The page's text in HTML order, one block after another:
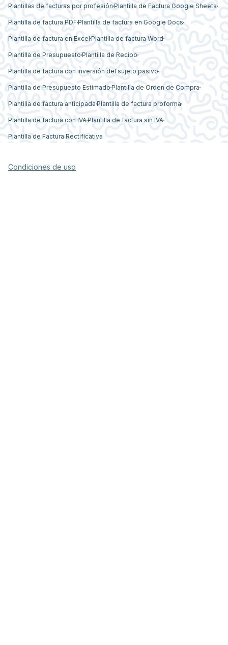
Plantillas de facturas por profesión Plantilla de Factura Google Sheets
Plantilla de factura PDF Plantilla de factura en Google Docs
Plantilla de factura en Excel Plantilla de factura Word
Plantilla de Presupuesto Plantilla de Recibo
Plantilla de factura con inversión del sujeto pasivo
Plantilla de Presupuesto Estimado Plantilla de Orden de Compra
Plantilla de factura anticipada Plantilla de factura proforma
Plantilla de factura con IVAPlantilla de factura sin IVA
Plantilla de Factura Rectificativa
Condiciones de uso